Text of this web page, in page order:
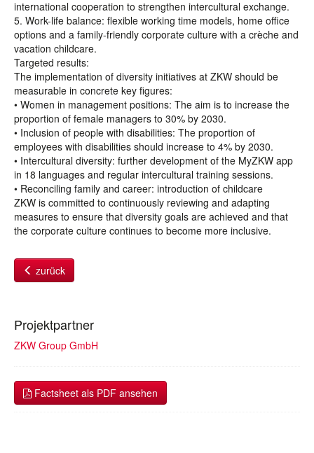
international cooperation to strengthen intercultural exchange.
5. Work-life balance: flexible working time models, home office
options and a family-friendly corporate culture with a crèche and
vacation childcare.
Targeted results:
The implementation of diversity initiatives at ZKW should be
measurable in concrete key figures:
• Women in management positions: The aim is to increase the
proportion of female managers to 30% by 2030.
• Inclusion of people with disabilities: The proportion of
employees with disabilities should increase to 4% by 2030.
• Intercultural diversity: further development of the MyZKW app
in 18 languages and regular intercultural training sessions.
• Reconciling family and career: introduction of childcare
ZKW is committed to continuously reviewing and adapting
measures to ensure that diversity goals are achieved and that
the corporate culture continues to become more inclusive.
zurück
Projektpartner
ZKW Group GmbH
Factsheet als PDF ansehen